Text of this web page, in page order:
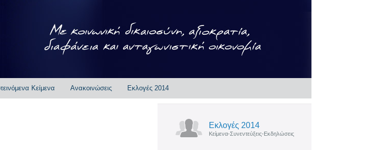
Κείμενα Ανακοινώσεις Εκλογές 2014
Εκλογές 2014
Κείμενα-Συνεντεύξεις-Εκδηλώσεις